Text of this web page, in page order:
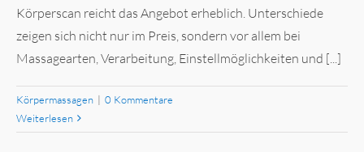
Körperscan reicht das Angebot erheblich. Unterschiede
zeigen sich nicht nur im Preis, sondern vor allem bei
Massagearten, Verarbeitung, Einstellmöglichkeiten und [...]
Körpermassagen | 0 Kommentare
Weiterlesen